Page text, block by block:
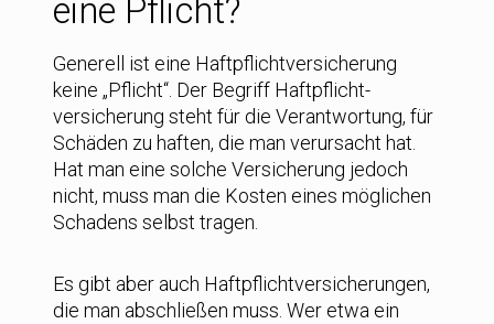
eine Pflicht?
Generell ist eine Haftpflicht­versicherung
keine „Pflicht“. Der Begriff Haftpflicht­
versicherung steht für die Verantwortung, für
Schäden zu haften, die man verursacht hat.
Hat man eine solche Versicherung jedoch
nicht, muss man die Kosten eines möglichen
Schadens selbst tragen.
Es gibt aber auch Haftpflicht­versicherungen,
die man abschließen muss. Wer etwa ein